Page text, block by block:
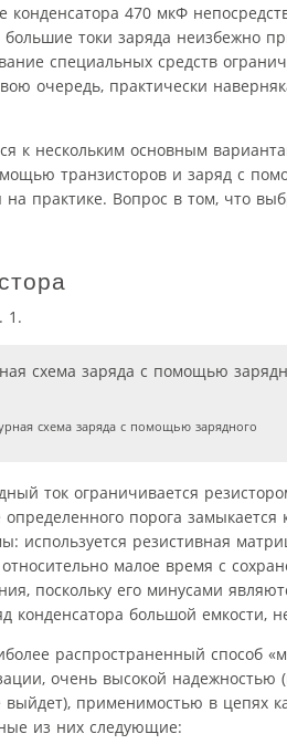
470 мкФ
токи заряда неизбежно
специальных средств
очередь, практически
к нескольким основным
транзисторов и заряд с
практике. Вопрос в том, что
1.
схема заряда с помощью зарядного
ток ограничивается
порога замыкается
используется резистивная
малое время с
поскольку его минусами
конденсатора большой емкости,
распространенный способ
очень высокой
применимостью в цепях
из них следующие: